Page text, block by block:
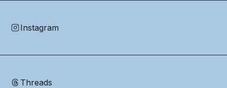
Instagram
Threads